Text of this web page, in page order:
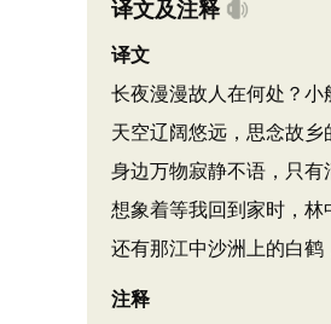
译文及注释
译文
长夜漫漫故人在何处？小
天空辽阔悠远，思念故乡
身边万物寂静不语，只有
想象着等我回到家时，林
还有那江中沙洲上的白鹤
注释